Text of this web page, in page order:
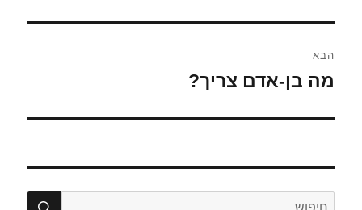
הבא
הפוסט
מה בן-אדם צריך?
חפש: